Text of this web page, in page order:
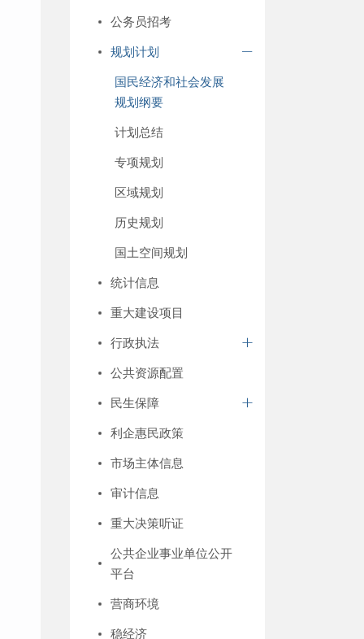
公务员招考
规划计划
国民经济和社会发展
规划纲要
计划总结
专项规划
区域规划
历史规划
国土空间规划
统计信息
重大建设项目
行政执法
公共资源配置
民生保障
利企惠民政策
市场主体信息
审计信息
重大决策听证
公共企业事业单位公开
平台
营商环境
稳经济